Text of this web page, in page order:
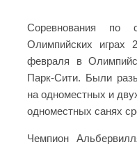
Соревнования по
Олимпийских
февраля в
Парк-Сити. Были
на одноместных и
одноместных санях
Чемпион